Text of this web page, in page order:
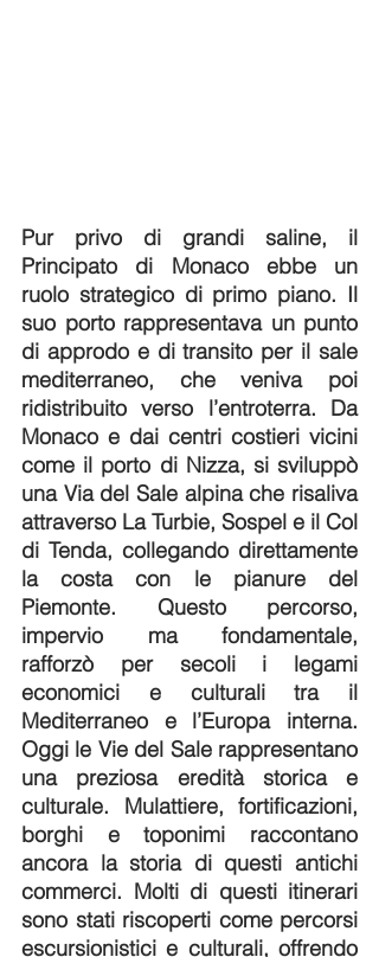
Pur privo di grandi saline, il
Principato di Monaco ebbe un
ruolo strategico di primo piano. Il
suo porto rappresentava un punto
di approdo e di transito per il sale
mediterraneo, che veniva poi
ridistribuito verso l’entroterra. Da
Monaco e dai centri costieri vicini
come il porto di Nizza, si sviluppò
una Via del Sale alpina che risaliva
attraverso La Turbie, Sospel e il Col
di Tenda, collegando direttamente
la costa con le pianure del
Piemonte. Questo percorso,
impervio ma fondamentale,
rafforzò per secoli i legami
economici e culturali tra il
Mediterraneo e l’Europa interna.
Oggi le Vie del Sale rappresentano
una preziosa eredità storica e
culturale. Mulattiere, fortificazioni,
borghi e toponimi raccontano
ancora la storia di questi antichi
commerci. Molti di questi itinerari
sono stati riscoperti come percorsi
escursionistici e culturali, offrendo